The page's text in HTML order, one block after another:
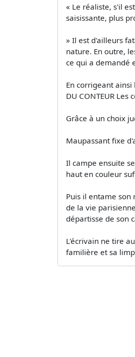
« Le réaliste, s'il
saisissante, plus
» Il est d'ailleurs
nature. En outre,
ce qui a demandé
En corrigeant
DU CONTEUR
Grâce à un choix
Maupassant fixe
Il campe ensuite
haut en couleur
Puis il entame
de la vie
départisse de son
L'écrivain ne tire
familière et sa